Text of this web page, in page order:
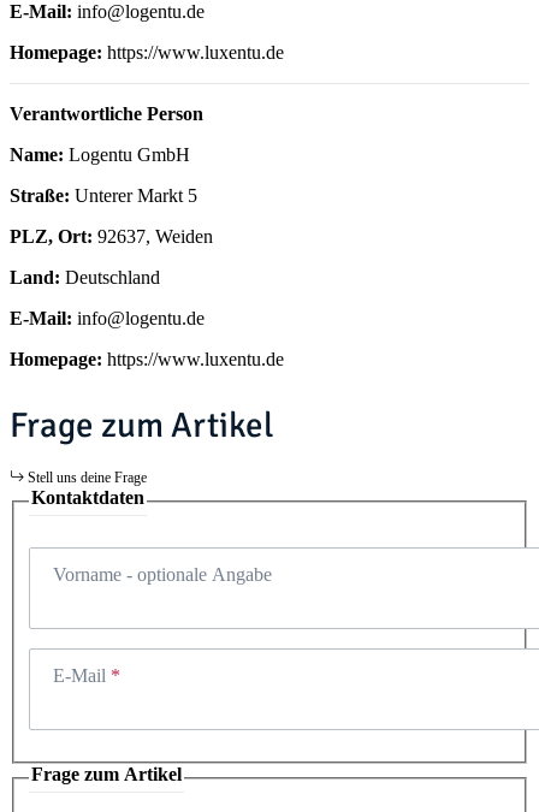
E-Mail: info@logentu.de
Homepage: https://www.luxentu.de
Verantwortliche Person
Name: Logentu GmbH
Straße: Unterer Markt 5
PLZ, Ort: 92637, Weiden
Land: Deutschland
E-Mail: info@logentu.de
Homepage: https://www.luxentu.de
Frage zum Artikel
Stell uns deine Frage
Kontaktdaten
Vorname - optionale Angabe
E-Mail
Frage zum Artikel